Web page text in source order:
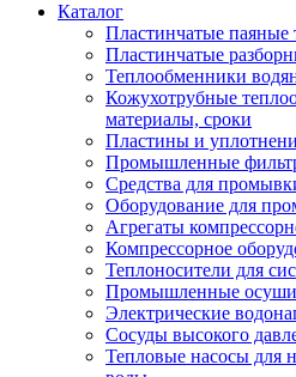
Каталог
Пластинчатые паяные
Пластинчатые
Теплообменники
Кожухотрубные
материалы, сроки
Пластины и
Промышленные
Средства для
Оборудование для
Агрегаты
Компрессорное
Теплоносители для
Промышленные
Электрические
Сосуды высокого
Тепловые насосы для